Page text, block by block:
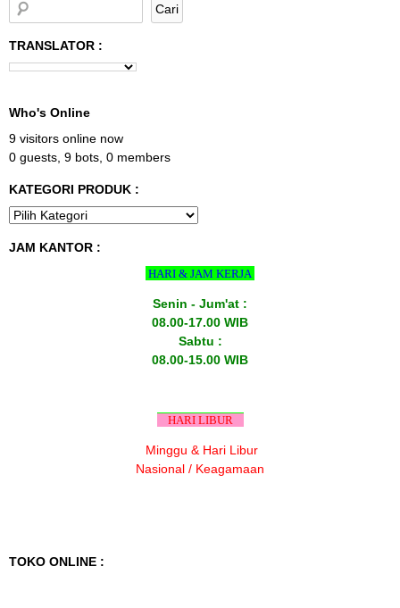
TRANSLATOR :
Who's Online
9 visitors online now
0 guests, 9 bots, 0 members
KATEGORI PRODUK :
JAM KANTOR :
HARI & JAM KERJA
Senin - Jum'at :
08.00-17.00 WIB
Sabtu :
08.00-15.00 WIB
HARI LIBUR
Minggu & Hari Libur
Nasional / Keagamaan
TOKO ONLINE :